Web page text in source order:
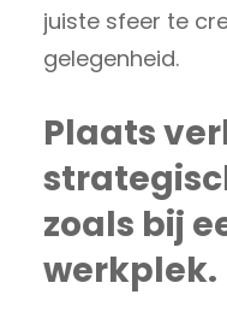
juiste sfeer te
gelegenheid.
Plaats
zoals bij
werkplek.